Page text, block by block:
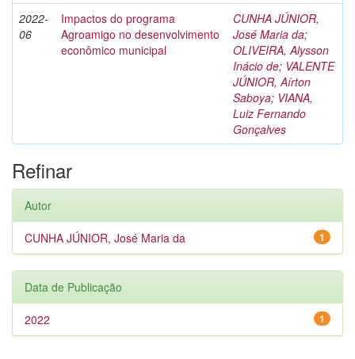
2022-
06
Impactos do programa
Agroamigo no desenvolvimento
econômico municipal
CUNHA JÚNIOR,
José Maria da;
OLIVEIRA, Alysson
Inácio de; VALENTE
JÚNIOR, Aírton
Saboya; VIANA,
Luiz Fernando
Gonçalves
Refinar
Autor
1
CUNHA JÚNIOR, José Maria da
Data de Publicação
1
2022